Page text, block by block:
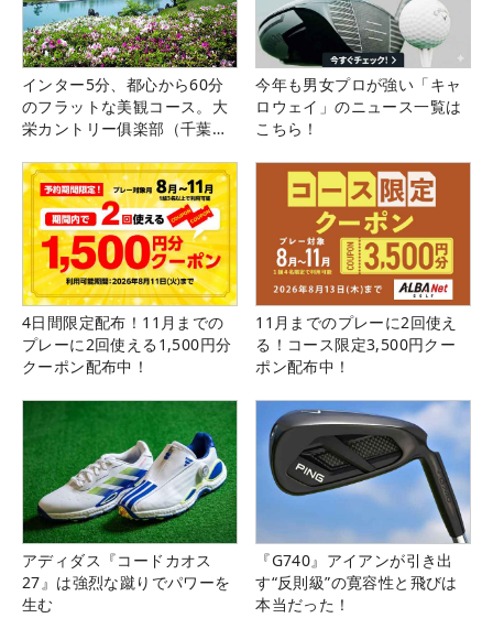
インター5分、都心から60分
のフラットな美観コース。大
栄カントリー俱楽部（千葉
今年も男女プロが強い「キャ
ロウェイ」のニュース一覧は
こちら！
4日間限定配布！11月までの
プレーに2回使える1,500円分
クーポン配布中！
11月までのプレーに2回使え
る！コース限定3,500円クー
ポン配布中！
アディダス『コードカオス
27』は強烈な蹴りでパワーを
生む
『G740』アイアンが引き出
す“反則級”の寛容性と飛びは
本当だった！